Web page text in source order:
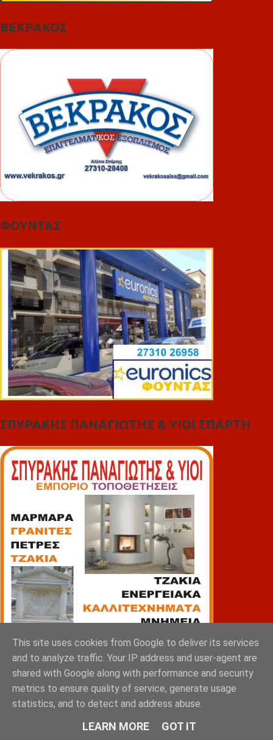
ΒΕΚΡΑΚΟΣ
ΦΟΥΝΤΑΣ
ΣΠΥΡΑΚΗΣ ΠΑΝΑΓΙΩΤΗΣ & YIOI ΣΠΑΡΤΗ
This site uses cookies from Google to deliver its services
and to analyze traffic. Your IP address and user-agent are
shared with Google along with performance and security
metrics to ensure quality of service, generate usage
statistics, and to detect and address abuse.
LEARN MORE GOT IT